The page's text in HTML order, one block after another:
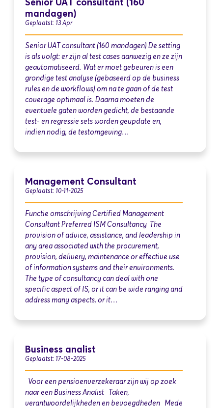
mandagen)
Geplaatst: 13 Apr
Senior UAT consultant (160 mandagen) De setting
is als volgt: er zijn al test cases aanwezig en ze zijn
geautomatiseerd. Wat er moet gebeuren is een
grondige test analyse (gebaseerd op de business
rules en de workflows) om na te gaan of de test
coverage optimaal is. Daarna moeten de
eventuele gaten worden gedicht, de bestaande
test- en regressie sets worden geupdate en,
indien nodig, de testomgeving…
Management Consultant
Geplaatst: 10-11-2025
Functie omschrijving Certified Management
Consultant Preferred ISM Consultancy The
provision of advice, assistance, and leadership in
any area associated with the procurement,
provision, delivery, maintenance or effective use
of information systems and their environments.
The type of consultancy can deal with one
specific aspect of IS, or it can be wide ranging and
address many aspects, or it…
Business analist
Geplaatst: 17-08-2025
Voor een pensioenverzekeraar zijn wij op zoek
naar een Business Analist Taken,
verantwoordelijkheden en bevoegdheden Mede